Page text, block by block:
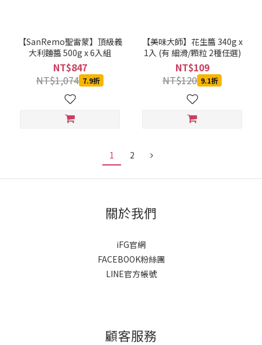
【SanRemo聖雷蒙】頂級義
大利麵醬 500g x 6入組
NT$847
NT$1,074 7.9折
【美味大師】花生醬 340g x
1入 (有 細滑/顆粒 2種任選)
NT$109
NT$120 9.1折
1 2
關於我們
iFG官網
FACEBOOK粉絲團
LINE官方帳號
顧客服務